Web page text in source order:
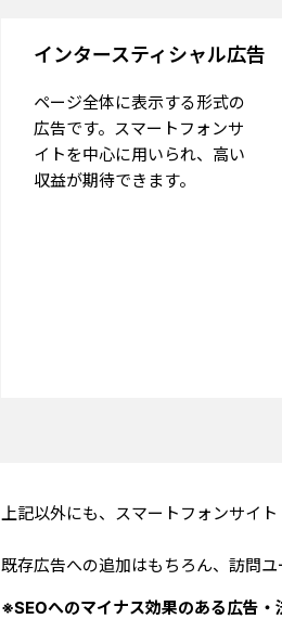
インタースティシャル広告
ページ全体に表示する形式の
広告です。スマートフォンサ
イトを中心に用いられ、高い
収益が期待できます。
上記以外にも、スマートフォンサイ
既存広告への追加はもちろん、訪問
※SEOへのマイナス効果のある広告・